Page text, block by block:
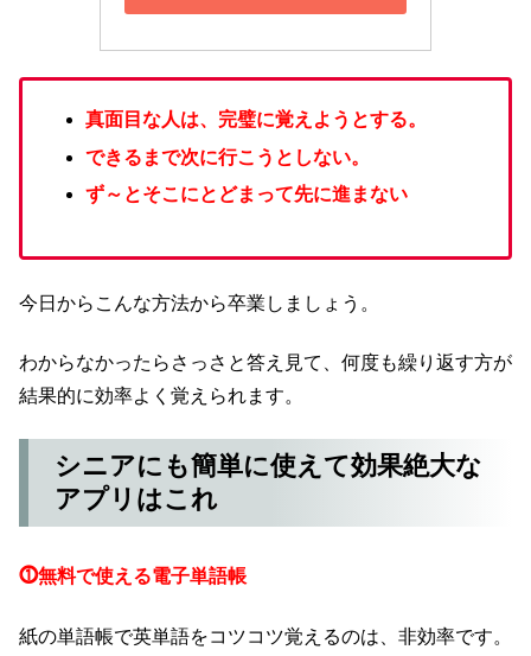
真面目な人は、完璧に覚えようとする。
できるまで次に行こうとしない。
ず～とそこにとどまって先に進まない
今日からこんな方法から卒業しましょう。
わからなかったらさっさと答え見て、何度も繰り返す方が
結果的に効率よく覚えられます。
シニアにも簡単に使えて効果絶大な
アプリはこれ
⓵無料で使える電子単語帳
紙の単語帳で英単語をコツコツ覚えるのは、非効率です。